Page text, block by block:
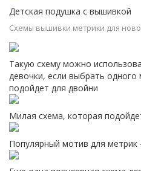
Детская подушка с вышивкой
Схемы вышивки метрики для
Такую схему можно
девочки, если выбрать
подойдет для двойни
Милая схема, которая
Популярный мотив для метрик